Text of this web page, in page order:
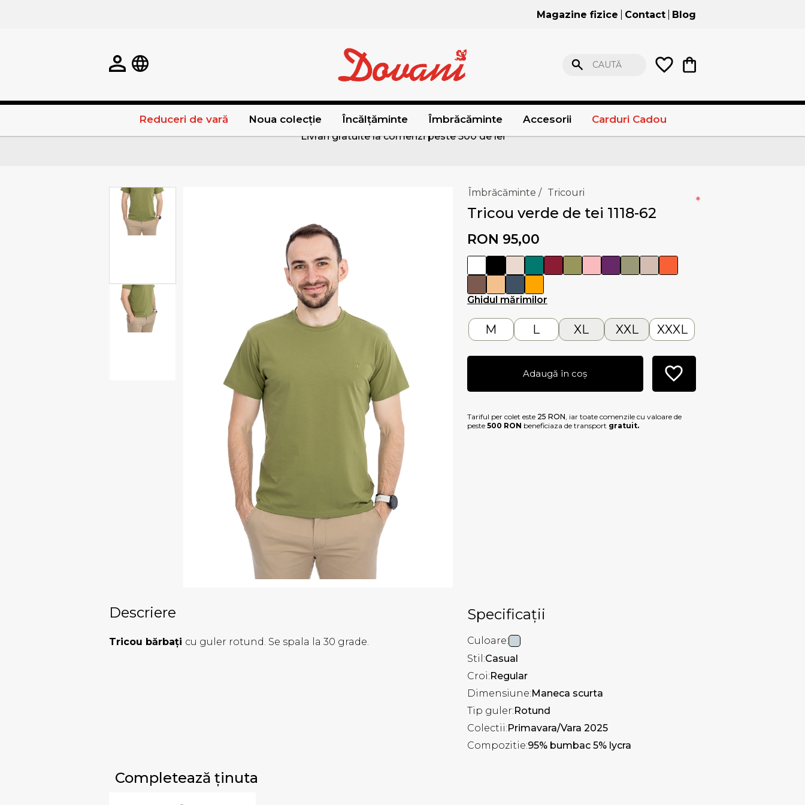
Magazine fizice Contact Blog
CAUTĂ
Reduceri de vară Noua colecție Încălțăminte Îmbrăcăminte Accesorii Carduri Cadou
Livrari gratuite la comenzi peste 500 de lei
Îmbrăcăminte / Tricouri
Tricou verde de tei 1118-62
RON 95,00
Ghidul mărimilor
*
M L XL XXL XXXL
Adaugă în coș
Tariful per colet este 25 RON , iar toate comenzile cu valoare de
peste 500 RON beneficiaza de transport gratuit.
Descriere
Tricou bărbați cu guler rotund. Se spala la 30 grade.
Specificații
Culoare:
Stil:Casual
Croi:Regular
Dimensiune:Maneca scurta
Tip guler:Rotund
Colectii:Primavara/Vara 2025
Compozitie:95% bumbac 5% lycra
Completează ținuta